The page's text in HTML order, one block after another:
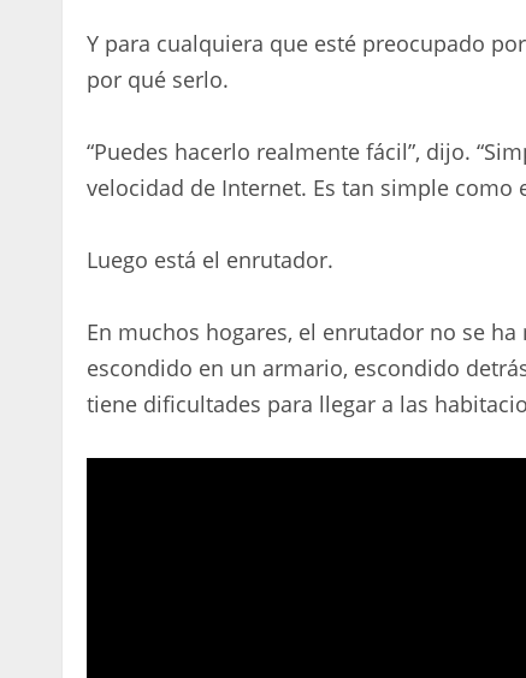
Y para cualquiera que esté preocupado
por qué serlo.
“Puedes hacerlo realmente fácil”, dijo.
velocidad de Internet. Es tan simple como
Luego está el enrutador.
En muchos hogares, el enrutador no se
escondido en un armario, escondido
tiene dificultades para llegar a las